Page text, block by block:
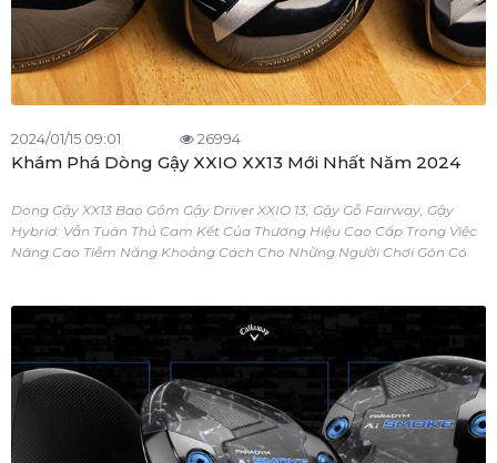
2024/01/15 09:01 26994
Khám Phá Dòng Gậy XXIO XX13 Mới Nhất Năm 2024
Dòng Gậy XX13 Bao Gồm Gậy Driver XXIO 13, Gậy Gỗ Fairway, Gậy
Hybrid: Vẫn Tuân Thủ Cam Kết Của Thương Hiệu Cao Cấp Trong Việc
Nâng Cao Tiềm Năng Khoảng Cách Cho Những Người Chơi Gôn Có